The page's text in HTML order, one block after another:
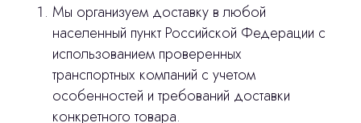
Мы организуем доставку в любой
населенный пункт Российской Федерации с
использованием проверенных
транспортных компаний с учетом
особенностей и требований доставки
конкретного товара.
Остались вопросы
оставьте контакты, мы свяжемся и
ответим на все вопросы
© 2024 ЛС Дентал Групп